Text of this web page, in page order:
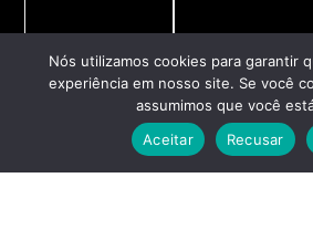
Nós utilizamos cookies para garantir
experiência em nosso site. Se você
assumimos que você
Aceitar
Recusar